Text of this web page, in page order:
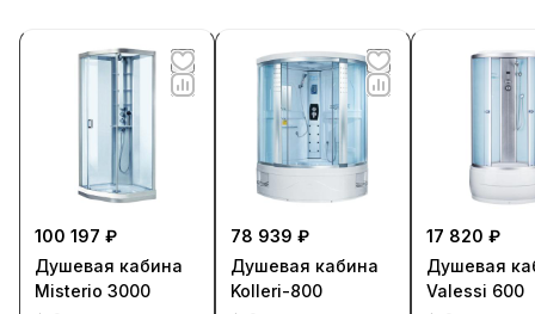
100 197 ₽
Душевая кабина
Misterio 3000
78 939 ₽
Душевая кабина
Kolleri-800
17 820 ₽
Душевая
Valessi 600